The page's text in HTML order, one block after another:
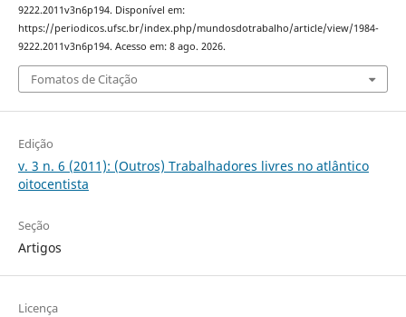
9222.2011v3n6p194. Disponível em:
https://periodicos.ufsc.br/index.php/mundosdotrabalho/article/view/1984-
9222.2011v3n6p194. Acesso em: 8 ago. 2026.
Fomatos de Citação
Edição
v. 3 n. 6 (2011): (Outros) Trabalhadores livres no atlântico
oitocentista
Seção
Artigos
Licença